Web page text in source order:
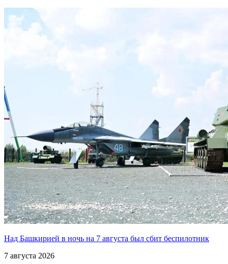
Над Башкирией в ночь на 7 августа был сбит беспилотник
7 августа 2026